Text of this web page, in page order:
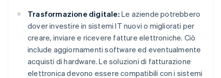
Trasformazione digitale: Le aziende potrebbero
dover investire in sistemi IT nuovi o migliorati per
creare, inviare e ricevere fatture elettroniche. Ciò
include aggiornamenti software ed eventualmente
acquisti di hardware. Le soluzioni di fatturazione
elettronica devono essere compatibili con i sistemi